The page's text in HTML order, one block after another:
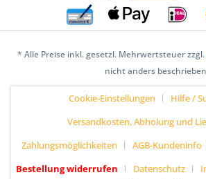
* Alle Preise inkl. gesetzl. Mehrwertsteuer zzgl.
nicht anders beschrieben
Cookie-Einstellungen
Hilfe /
Versandkosten, Abholung und
Zahlungsmöglichkeiten
AGB-Kundeninfo
Bestellung widerrufen
Datenschutz